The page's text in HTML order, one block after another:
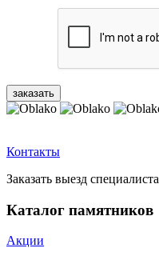
Контакты
Заказать выезд специалиста
Каталог памятников
Акции